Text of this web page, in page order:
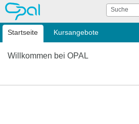
OPAL Suche
Startseite Kursangebote
Willkommen bei OPAL